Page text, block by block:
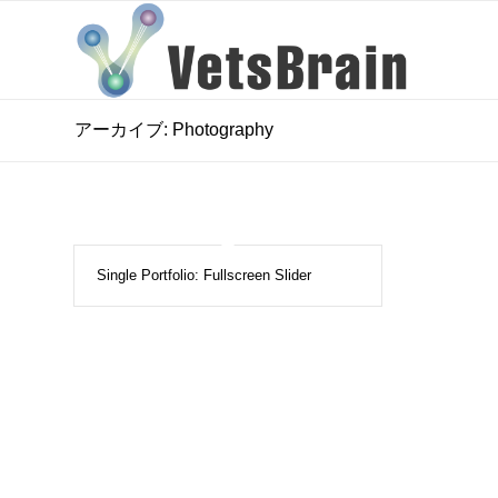
アーカイブ: Photography
Single Portfolio: Fullscreen Slider